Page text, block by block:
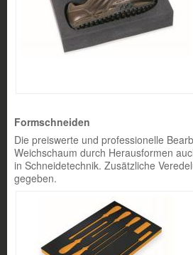
Formschneiden
Die preiswerte und professionelle
Weichschaum durch Herausformen
in Schneidetechnik. Zusätzliche
gegeben.